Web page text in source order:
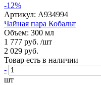
-12%
Артикул: A934994
Чайная пара Кобальт
Объем: 300 мл
1 777 руб. /шт
2 029 руб.
Товар есть в наличии
-
шт